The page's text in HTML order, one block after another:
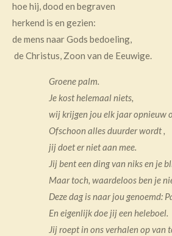
hoe hij, dood en begraven
herkend is en gezien:
de mens naar Gods bedoeling,
de Christus, Zoon van de Eeuwige.
Groene palm.
Je kost helemaal niets,
wij krijgen jou elk jaar opnieuw
Ofschoon alles duurder wordt ,
jij doet er niet aan mee.
Jij bent een ding van niks en je
Maar toch, waardeloos ben je
Deze dag is naar jou genoemd:
En eigenlijk doe jij een heleboel.
Jij roept in ons verhalen op van